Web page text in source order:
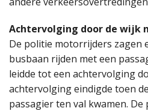
Achtervolging door de wijk
De politie motorrijders zagen
busbaan rijden met een
leidde tot een achtervolging
achtervolging eindigde toen
passagier ten val kwamen. De